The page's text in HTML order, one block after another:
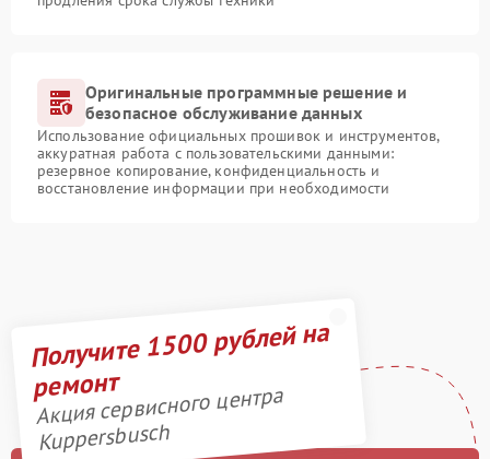
Оригинальные программные решение и
безопасное обслуживание данных
Использование официальных прошивок и инструментов,
аккуратная работа с пользовательскими данными:
резервное копирование, конфиденциальность и
восстановление информации при необходимости
Получите 1500 рублей на
ремонт
Акция сервисного центра
Kuppersbusch